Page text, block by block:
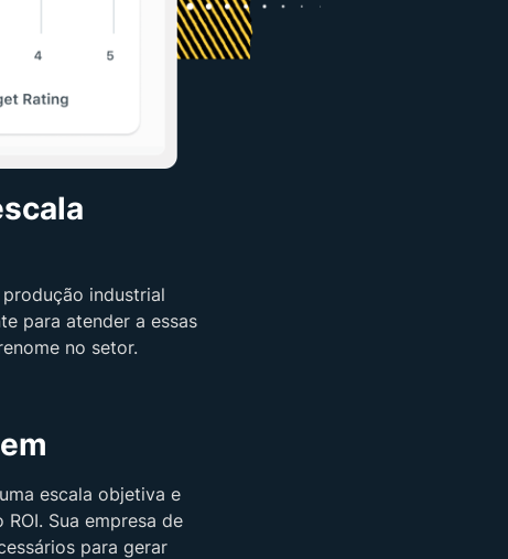
industrial
para atender a essas
no setor.
escala objetiva e
Sua empresa de
para gerar